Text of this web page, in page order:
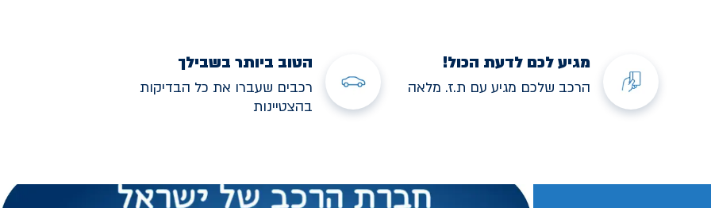
מגיע לכם לדעת הכול!
הרכב שלכם מגיע עם ת.ז. מלאה
הטוב ביותר בשבילך
רכבים שעברו את כל הבדיקות
בהצטיינות